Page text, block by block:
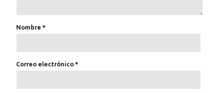
Nombre *
Correo electrónico *